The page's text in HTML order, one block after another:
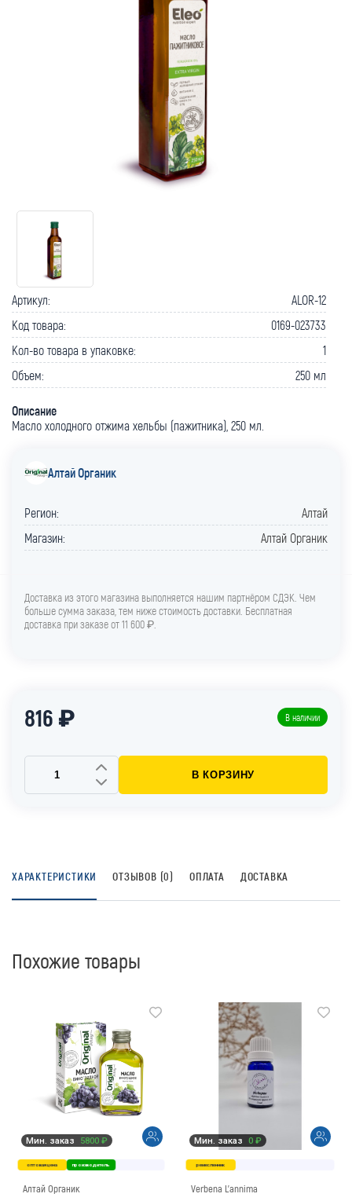
Артикул:
ALOR-12
Код товара:
0169-023733
Кол-во товара в упаковке:
1
Объем:
250 мл
Описание
Масло холодного отжима хельбы (пажитника), 250 мл.
Алтай Органик
Регион:
Алтай
Магазин:
Алтай Органик
Доставка из этого магазина выполняется нашим партнёром СДЭК. Чем
больше сумма заказа, тем ниже стоимость доставки. Бесплатная
доставка при заказе от 11 600 ₽.
816 ₽ В наличии
В КОРЗИНУ
ХАРАКТЕРИСТИКИ ОТЗЫВОВ (0) ОПЛАТА ДОСТАВКА
Похожие товары
Мин. заказ 5800 ₽
оптовая цена производитель
Алтай Органик
Мин. заказ 0 ₽
ремесленник
Verbena L'annima